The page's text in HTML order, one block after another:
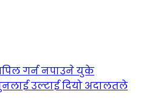
गर्न नपाउने युके
उल्टाई दियो अदालतले